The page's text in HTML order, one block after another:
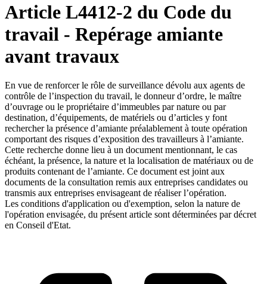
Article L4412-2 du Code du
travail - Repérage amiante
avant travaux
En vue de renforcer le rôle de surveillance dévolu aux agents de
contrôle de l’inspection du travail, le donneur d’ordre, le maître
d’ouvrage ou le propriétaire d’immeubles par nature ou par
destination, d’équipements, de matériels ou d’articles y font
rechercher la présence d’amiante préalablement à toute opération
comportant des risques d’exposition des travailleurs à l’amiante.
Cette recherche donne lieu à un document mentionnant, le cas
échéant, la présence, la nature et la localisation de matériaux ou de
produits contenant de l’amiante. Ce document est joint aux
documents de la consultation remis aux entreprises candidates ou
transmis aux entreprises envisageant de réaliser l’opération.
Les conditions d'application ou d'exemption, selon la nature de
l'opération envisagée, du présent article sont déterminées par décret
en Conseil d'Etat.